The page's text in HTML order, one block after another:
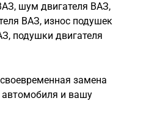
шум двигателя ВАЗ,
ВАЗ, износ подушек
подушки двигателя
замена
автомобиля и вашу